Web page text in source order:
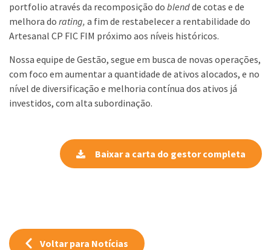
portfolio através da recomposição do blendde cotas e de
melhora do rating, a fim de restabelecer a rentabilidade do
Artesanal CP FIC FIM próximo aos níveis históricos.
Nossa equipe de Gestão, segue em busca de novas operações,
com foco em aumentar a quantidade de ativos alocados, e no
nível de diversificação e melhoria contínua dos ativos já
investidos, com alta subordinação.
Baixar a carta do gestor completa
Voltar para Notícias